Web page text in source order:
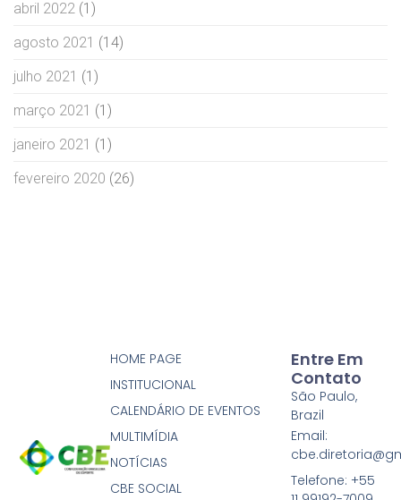
abril 2022 (1)
agosto 2021 (14)
julho 2021 (1)
março 2021 (1)
janeiro 2021 (1)
fevereiro 2020 (26)
HOME PAGE
INSTITUCIONAL
CALENDÁRIO DE EVENTOS
MULTIMÍDIA
NOTÍCIAS
CBE SOCIAL
Entre Em
Contato
São Paulo,
Brazil
Email:
Telefone: +55